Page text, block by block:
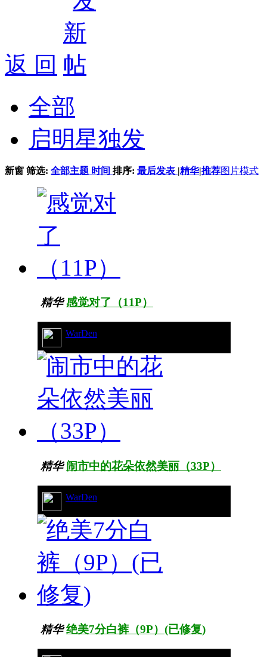
返 回
全部
启明星独发
新窗 筛选: 全部主题 时间 排序: 最后发表 |精华|推荐图片模式
精华 感觉对了（11P）
WarDen
精华 闹市中的花朵依然美丽（33P）
WarDen
精华 绝美7分白裤（9P）(已修复)